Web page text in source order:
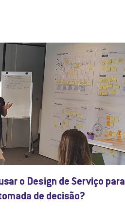
o Design de Serviço para
de decisão?